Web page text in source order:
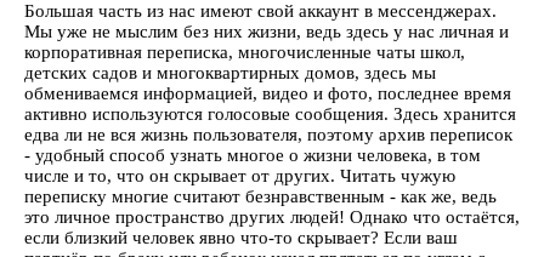
Большая часть из нас имеют свой аккаунт в мессенджерах.
Мы уже не мыслим без них жизни, ведь здесь у нас личная и
корпоративная переписка, многочисленные чаты школ,
детских садов и многоквартирных домов, здесь мы
обмениваемся информацией, видео и фото, последнее время
активно используются голосовые сообщения. Здесь хранится
едва ли не вся жизнь пользователя, поэтому архив переписок
- удобный способ узнать многое о жизни человека, в том
числе и то, что он скрывает от других. Читать чужую
переписку многие считают безнравственным - как же, ведь
это личное пространство других людей! Однако что остаётся,
если близкий человек явно что-то скрывает? Если ваш